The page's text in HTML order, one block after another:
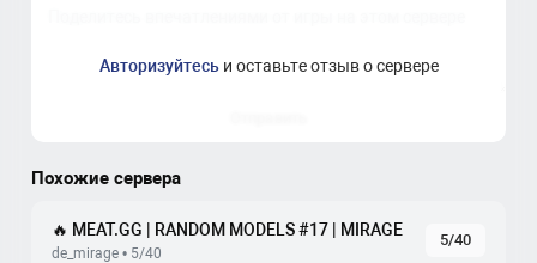
Авторизуйтесьи оставьте отзыв о сервере
Похожие сервера
🔥 MEAT.GG | RANDOM MODELS #17 | MIRAGE
de_mirage • 5/40
5/40